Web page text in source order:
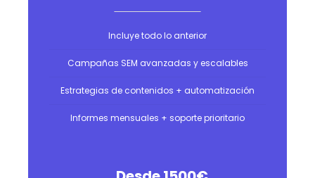
Incluye todo lo anterior
Campañas SEM avanzadas y escalables
Estrategias de contenidos + automatización
Informes mensuales + soporte prioritario